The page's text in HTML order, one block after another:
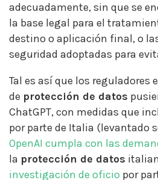
adecuadamente, sin que se
la base legal para el
destino o aplicación final, o
seguridad adoptadas para
Tal es así que los reguladores
de protección de datos
ChatGPT, con medidas que
por parte de Italia (levantado
OpenAI cumpla con las
la protección de datos
investigación de oficio por